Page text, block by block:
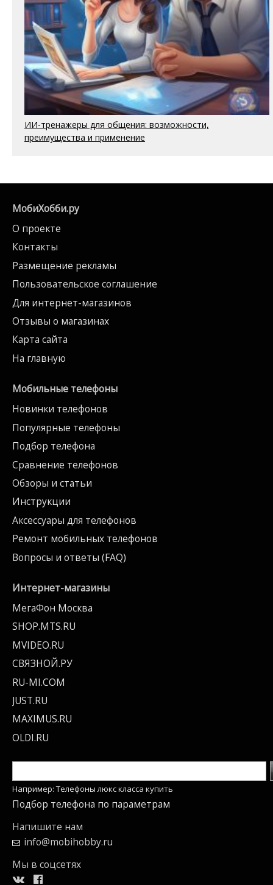
ИИ-тренажеры для общения: возможности,
преимущества и применение
МобиХобби.ру
О проекте
Контакты
Размещение рекламы
Пользовательское соглашение
Для интернет-магазинов
Отзывы о магазинах
Карта сайта
На главную
Мобильные телефоны
Новинки телефонов
Популярные телефоны
Подбор телефона
Сравнение телефонов
Обзоры и статьи
Инструкции
Аксессуары для телефонов
Ремонт мобильных телефонов
Вопросы и ответы (FAQ)
Интернет-магазины
МегаФон Москва
SHOP.MTS.RU
MVIDEO.RU
СВЯЗНОЙ.РУ
RU-MI.COM
JUST.RU
MAXIMUS.RU
OLDI.RU
Например: Телефоны люкс класса купить
Подбор телефона по параметрам
Напишите нам
info@mobihobby.ru
Мы в соцсетях